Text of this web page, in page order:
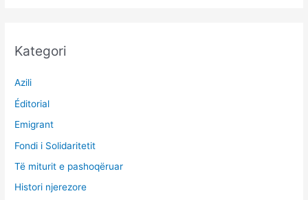
Kategori
Azili
Éditorial
Emigrant
Fondi i Solidaritetit
Të miturit e pashoqëruar
Histori njerezore